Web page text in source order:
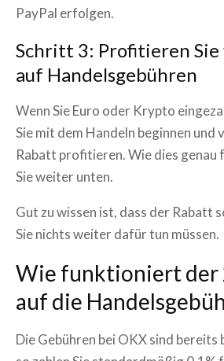
PayPal erfolgen.
Schritt 3: Profitieren Sie
auf Handelsgebühren
Wenn Sie Euro oder Krypto
Sie mit dem Handeln beginnen und
Rabatt profitieren. Wie dies genau
Sie weiter unten.
Gut zu wissen ist, dass der Rabatt
Sie nichts weiter dafür tun müssen.
Wie funktioniert der
auf die
Die Gebühren bei OKX sind bereits